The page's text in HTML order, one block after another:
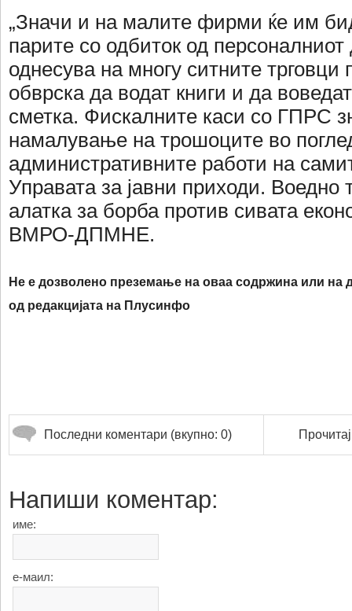
„Значи и на малите фирми ќе им
парите со одбиток од
однесува на многу ситните трговци
обврска да водат книги и да
сметка. Фискалните каси со ГПРС
намалување на трошоците во
административните работи на
Управата за јавни приходи. Воедно
алатка за борба против сивата
ВМРО-ДПМНЕ.
Не е дозволено преземање на оваа содржина или на
од редакцијата на Плусинфо
Последни коментари (вкупно: 0)
Напиши коментар:
име:
е-маил: